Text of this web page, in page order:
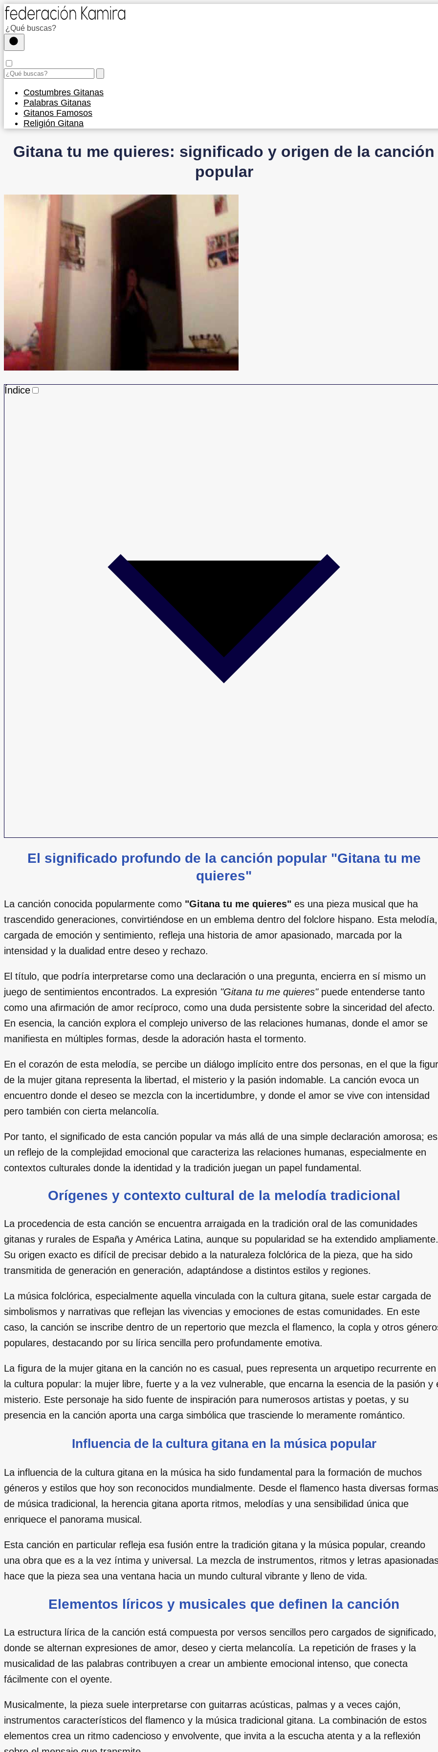
Costumbres Gitanas
Palabras Gitanas
Gitanos Famosos
Religión Gitana
Gitana tu me quieres: significado y origen de la canción
popular
Índice
El significado profundo de la canción popular "Gitana tu me
quieres"
La canción conocida popularmente como "Gitana tu me quieres" es una pieza musical que ha
trascendido generaciones, convirtiéndose en un emblema dentro del folclore hispano. Esta melodía,
cargada de emoción y sentimiento, refleja una historia de amor apasionado, marcada por la
intensidad y la dualidad entre deseo y rechazo.
El título, que podría interpretarse como una declaración o una pregunta, encierra en sí mismo un
juego de sentimientos encontrados. La expresión "Gitana tu me quieres"puede entenderse tanto
como una afirmación de amor recíproco, como una duda persistente sobre la sinceridad del afecto.
En esencia, la canción explora el complejo universo de las relaciones humanas, donde el amor se
manifiesta en múltiples formas, desde la adoración hasta el tormento.
En el corazón de esta melodía, se percibe un diálogo implícito entre dos personas, en el que la
de la mujer gitana representa la libertad, el misterio y la pasión indomable. La canción evoca un
encuentro donde el deseo se mezcla con la incertidumbre, y donde el amor se vive con intensidad
pero también con cierta melancolía.
Por tanto, el significado de esta canción popular va más allá de una simple declaración amorosa; es
un reflejo de la complejidad emocional que caracteriza las relaciones humanas, especialmente en
contextos culturales donde la identidad y la tradición juegan un papel fundamental.
Orígenes y contexto cultural de la melodía tradicional
La procedencia de esta canción se encuentra arraigada en la tradición oral de las comunidades
gitanas y rurales de España y América Latina, aunque su popularidad se ha extendido ampliamente.
Su origen exacto es difícil de precisar debido a la naturaleza folclórica de la pieza, que ha sido
transmitida de generación en generación, adaptándose a distintos estilos y regiones.
La música folclórica, especialmente aquella vinculada con la cultura gitana, suele estar cargada de
simbolismos y narrativas que reflejan las vivencias y emociones de estas comunidades. En este
caso, la canción se inscribe dentro de un repertorio que mezcla el flamenco, la copla y otros
populares, destacando por su lírica sencilla pero profundamente emotiva.
La figura de la mujer gitana en la canción no es casual, pues representa un arquetipo recurrente en
la cultura popular: la mujer libre, fuerte y a la vez vulnerable, que encarna la esencia de la pasión y
misterio. Este personaje ha sido fuente de inspiración para numerosos artistas y poetas, y su
presencia en la canción aporta una carga simbólica que trasciende lo meramente romántico.
Influencia de la cultura gitana en la música popular
La influencia de la cultura gitana en la música ha sido fundamental para la formación de muchos
géneros y estilos que hoy son reconocidos mundialmente. Desde el flamenco hasta diversas formas
de música tradicional, la herencia gitana aporta ritmos, melodías y una sensibilidad única que
enriquece el panorama musical.
Esta canción en particular refleja esa fusión entre la tradición gitana y la música popular, creando
una obra que es a la vez íntima y universal. La mezcla de instrumentos, ritmos y letras
hace que la pieza sea una ventana hacia un mundo cultural vibrante y lleno de vida.
Elementos líricos y musicales que definen la canción
La estructura lírica de la canción está compuesta por versos sencillos pero cargados de significado,
donde se alternan expresiones de amor, deseo y cierta melancolía. La repetición de frases y la
musicalidad de las palabras contribuyen a crear un ambiente emocional intenso, que conecta
fácilmente con el oyente.
Musicalmente, la pieza suele interpretarse con guitarras acústicas, palmas y a veces cajón,
instrumentos característicos del flamenco y la música tradicional gitana. La combinación de estos
elementos crea un ritmo cadencioso y envolvente, que invita a la escucha atenta y a la reflexión